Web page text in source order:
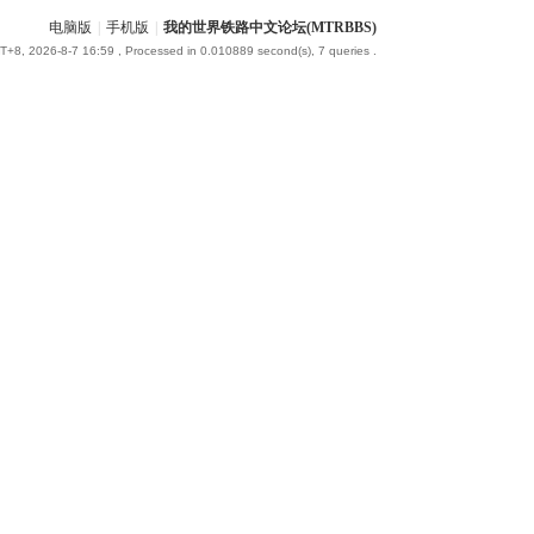
电脑版 手机版 我的世界铁路中文论坛(MTRBBS)
2026-8-7 16:59 , Processed in 0.010889 second(s), 7 queries .